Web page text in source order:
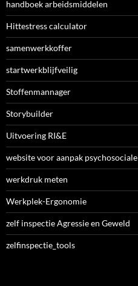
handboek arbeidsmiddelen
Hittestress calculator
samenwerkkoffer
startwerkblijfveilig
Stoffenmannager
Storybuilder
Uitvoering RI&E
website voor aanpak psychosociale
werkdruk meten
Werkplek-Ergonomie
zelf inspectie Agressie en Geweld
zelfinspectie_tools